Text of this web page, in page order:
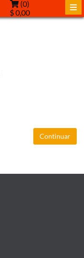
(0)
$ 0,00
Continuar